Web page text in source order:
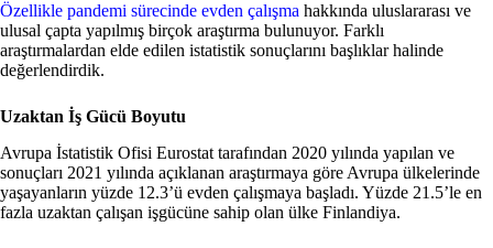
Özellikle pandemi sürecinde evden çalışma hakkında uluslararası ve
ulusal çapta yapılmış birçok araştırma bulunuyor. Farklı
araştırmalardan elde edilen istatistik sonuçlarını başlıklar halinde
değerlendirdik.
Uzaktan İş Gücü Boyutu
Avrupa İstatistik Ofisi Eurostat tarafından 2020 yılında yapılan ve
sonuçları 2021 yılında açıklanan araştırmaya göre Avrupa ülkelerinde
yaşayanların yüzde 12.3’ü evden çalışmaya başladı. Yüzde 21.5’le en
fazla uzaktan çalışan işgücüne sahip olan ülke Finlandiya.